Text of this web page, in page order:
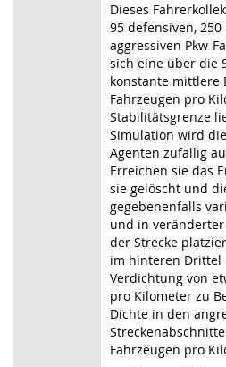
Dieses
95 defensiven,
aggressiven Pkw-
sich eine über die
konstante mittlere
Fahrzeugen pro
Stabilitätsgrenze
Simulation wird
Agenten zufällig
Erreichen sie das
sie gelöscht und
gegebenenfalls
und in
der Strecke
im hinteren Drittel
Verdichtung von
pro Kilometer zu
Dichte in den
Fahrzeugen pro